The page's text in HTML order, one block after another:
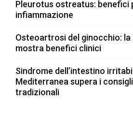
Pleurotus ostreatus: benefici
infiammazione
Osteoartrosi del ginocchio: la
mostra benefici clinici
Sindrome dell’intestino
Mediterranea supera i
tradizionali